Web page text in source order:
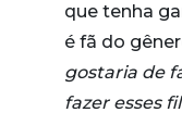
que tenha
é fã do
gostaria de
fazer esses